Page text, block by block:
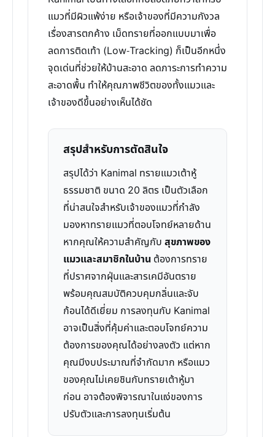
แมวที่มีผิวแพ้ง่าย หรือเจ้าของที่มีความกังวล
เรื่องสารตกค้าง เม็ดทรายที่ออกแบบมาเพื่อ
ลดการติดเท้า (Low-Tracking) ก็เป็นอีกหนึ่ง
จุดเด่นที่ช่วยให้บ้านสะอาด ลดภาระการทำความ
สะอาดพื้น ทำให้คุณภาพชีวิตของทั้งแมวและ
เจ้าของดีขึ้นอย่างเห็นได้ชัด
สรุปสำหรับการตัดสินใจ
สรุปได้ว่า Kanimal ทรายแมวเต้าหู้
ธรรมชาติ ขนาด 20 ลิตร เป็นตัวเลือก
ที่น่าสนใจสำหรับเจ้าของแมวที่กำลัง
มองหาทรายแมวที่ตอบโจทย์หลายด้าน
หากคุณให้ความสำคัญกับ สุขภาพของ
แมวและสมาชิกในบ้าน ต้องการทราย
ที่ปราศจากฝุ่นและสารเคมีอันตราย
พร้อมคุณสมบัติควบคุมกลิ่นและจับ
ก้อนได้ดีเยี่ยม การลงทุนกับ Kanimal
อาจเป็นสิ่งที่คุ้มค่าและตอบโจทย์ความ
ต้องการของคุณได้อย่างลงตัว แต่หาก
คุณมีงบประมาณที่จำกัดมาก หรือแมว
ของคุณไม่เคยชินกับทรายเต้าหู้มา
ก่อน อาจต้องพิจารณาในแง่ของการ
ปรับตัวและการลงทุนเริ่มต้น